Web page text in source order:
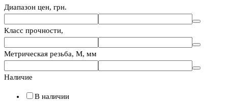
Диапазон цен, грн.
Класс прочности,
Метрическая резьба, М, мм
Наличие
В наличии